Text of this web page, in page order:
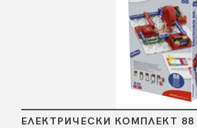
ЕЛЕКТРИЧЕСКИ КОМПЛЕКТ